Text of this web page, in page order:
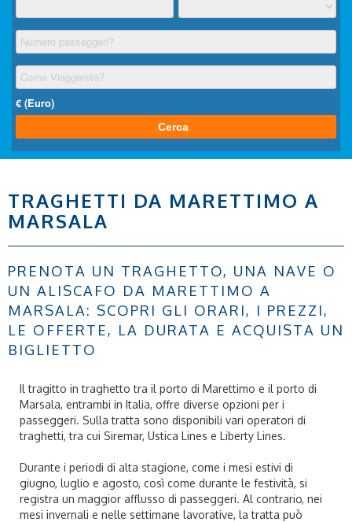
TRAGHETTI DA MARETTIMO A
MARSALA
PRENOTA UN TRAGHETTO, UNA NAVE O
UN ALISCAFO DA MARETTIMO A
MARSALA: SCOPRI GLI ORARI, I PREZZI,
LE OFFERTE, LA DURATA E ACQUISTA UN
BIGLIETTO
Il tragitto in traghetto tra il porto di Marettimo e il porto di
Marsala, entrambi in Italia, offre diverse opzioni per i
passeggeri. Sulla tratta sono disponibili vari operatori di
traghetti, tra cui Siremar, Ustica Lines e Liberty Lines.
Durante i periodi di alta stagione, come i mesi estivi di
giugno, luglio e agosto, così come durante le festività, si
registra un maggior afflusso di passeggeri. Al contrario, nei
mesi invernali e nelle settimane lavorative, la tratta può